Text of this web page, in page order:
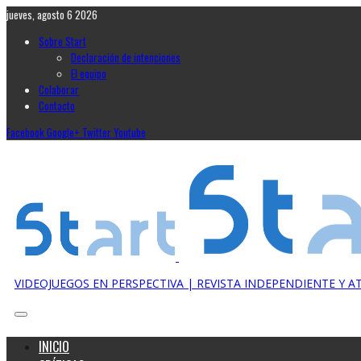
jueves, agosto 6 2026
Sobre Start
Declaración de intenciones
El equipo
Colaborar
Contacto
FacebookGoogle+ TwitterYoutube
VIDEOJUEGOS EN PERSPECTIVA | REVISTA INDEPENDIENTE Y
INICIO